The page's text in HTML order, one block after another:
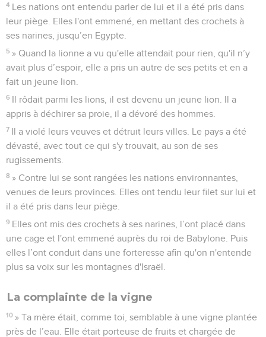
4 Les nations ont entendu parler de lui et il a été pris dans
leur piège. Elles l'ont emmené, en mettant des crochets à
ses narines, jusqu’en Egypte.
5 » Quand la lionne a vu qu'elle attendait pour rien, qu'il n’y
avait plus d’espoir, elle a pris un autre de ses petits et en a
fait un jeune lion.
6 Il rôdait parmi les lions, il est devenu un jeune lion. Il a
appris à déchirer sa proie, il a dévoré des hommes.
7 Il a violé leurs veuves et détruit leurs villes. Le pays a été
dévasté, avec tout ce qui s'y trouvait, au son de ses
rugissements.
8 » Contre lui se sont rangées les nations environnantes,
venues de leurs provinces. Elles ont tendu leur filet sur lui et
il a été pris dans leur piège.
9 Elles ont mis des crochets à ses narines, l’ont placé dans
une cage et l'ont emmené auprès du roi de Babylone. Puis
elles l’ont conduit dans une forteresse afin qu'on n'entende
plus sa voix sur les montagnes d'Israël.
La complainte de la vigne
10 » Ta mère était, comme toi, semblable à une vigne plantée
près de l’eau. Elle était porteuse de fruits et chargée de